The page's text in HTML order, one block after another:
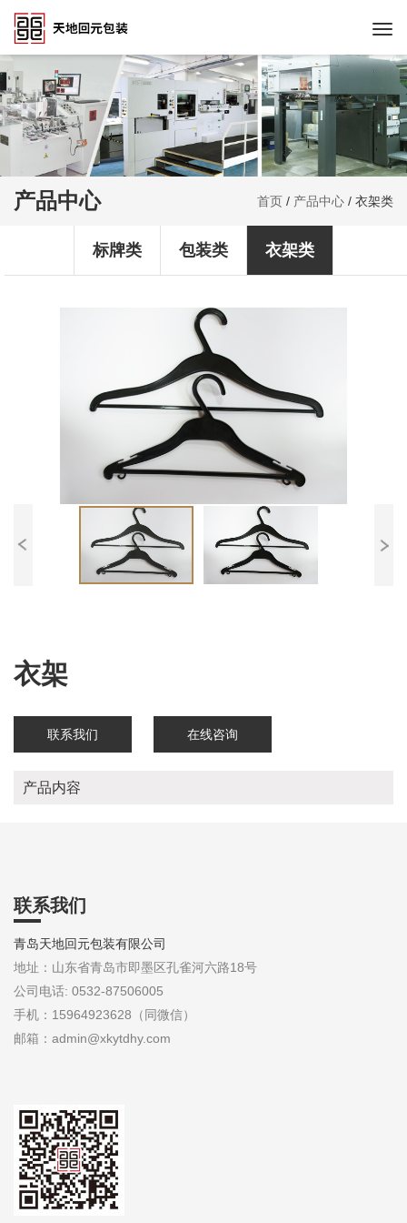
产品中心 首页 / 产品中心 / 衣架类
标牌类 包装类 衣架类
衣架
联系我们 在线咨询
产品内容
联系我们
青岛天地回元包装有限公司
地址：山东省青岛市即墨区孔雀河六路18号
公司电话: 0532-87506005
手机：15964923628（同微信）
邮箱：admin@xkytdhy.com